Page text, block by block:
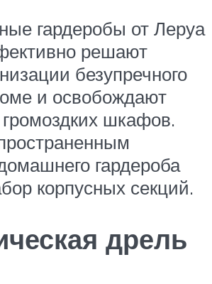
гардеробы от Леруа
решают
безупречного
и освобождают
громоздких шкафов.
гардероба
корпусных секций.
дрель